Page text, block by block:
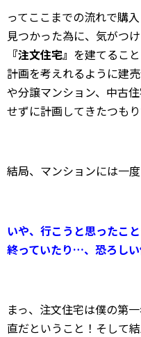
ってここまでの流れで購
見つかった為に、気がつ
『注文住宅』 を建てるこ
計画を考えれるように建
や分譲マンション、中古
せずに計画してきたつも
結局、マンションには一
いや、行こうと思ったこ
終っていたり…、恐ろし
まっ、注文住宅は僕の第
直だということ！そして